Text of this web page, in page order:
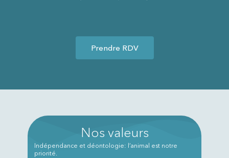
Prendre RDV
Nos valeurs
Indépendance et déontologie: l’animal est notre
priorité.